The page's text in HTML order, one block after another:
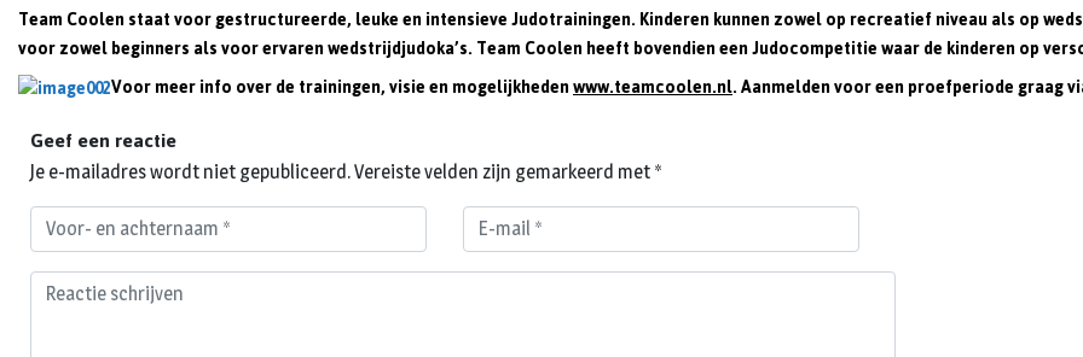
Team Coolen staat voor gestructureerde, leuke en intensieve Judotrainingen. Kinderen kunnen zowel op recreatief niveau als op
voor zowel beginners als voor ervaren wedstrijdjudoka’s. Team Coolen heeft bovendien een Judocompetitie waar de kinderen op
Voor meer info over de trainingen, visie en mogelijkhedenwww.teamcoolen.nl. Aanmelden voor een proefperiode graag
Geef een reactie
Je e-mailadres wordt niet gepubliceerd.Vereiste velden zijn gemarkeerd met *